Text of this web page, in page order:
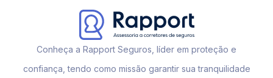
Conheça a Rapport Seguros, líder em proteção e
confiança, tendo como missão garantir sua tranquilidade